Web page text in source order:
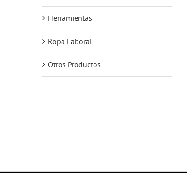
Herramientas
Ropa Laboral
Otros Productos